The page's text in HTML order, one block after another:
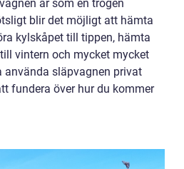
är som en trogen
blir det möjligt att hämta
kylskåpet till tippen, hämta
vintern och mycket mycket
använda släpvagnen privat
fundera över hur du kommer